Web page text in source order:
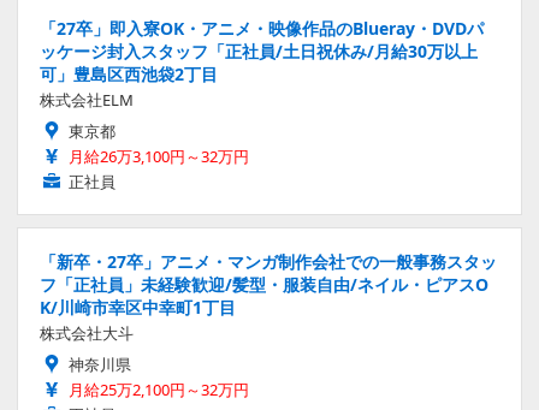
「27卒」即入寮OK・アニメ・映像作品のBlueray・DVDパ
ッケージ封入スタッフ「正社員/土日祝休み/月給30万以上
可」豊島区西池袋2丁目
株式会社ELM
東京都
月給26万3,100円～32万円
正社員
「新卒・27卒」アニメ・マンガ制作会社での一般事務スタッ
フ「正社員」未経験歓迎/髪型・服装自由/ネイル・ピアスO
K/川崎市幸区中幸町1丁目
株式会社大斗
神奈川県
月給25万2,100円～32万円